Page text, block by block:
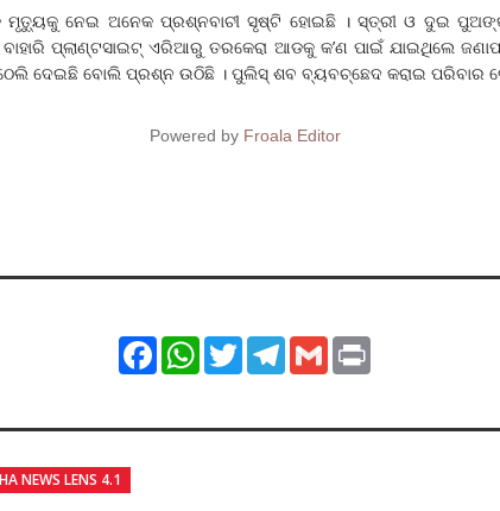
ମୃତ୍ୟୁକୁ ନେଇ ଅନେକ ପ୍ରଶ୍ନବାଚୀ ସୃଷ୍ଟି ହୋଇଛି । ସ୍ତ୍ରୀ ଓ ଦୁଇ
ପ୍ଲାଣ୍ଟସାଇଟ୍ ଏରିଆରୁ ତରକେରା ଆଡକୁ କ’ଣ ପାଇଁ ଯାଇଥିଲେ
ଠେଲି ଦେଇଛି ବୋଲି ପ୍ରଶ୍ନ ଉଠିଛି । ପୁଲିସ୍ ଶବ ବ୍ୟବଚ୍ଛେଦ କରାଇ ପରିବାର
Powered by Froala Editor
FacebookWhatsApp
TwitterTelegram
Gmail
NEWS LENS 4.1